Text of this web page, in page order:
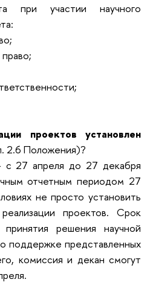
при участии научного
проектов установлен
2.6 Положения)?
27 апреля до 27 декабря
отчетным периодом 27
не просто установить
проектов. Срок
решения научной
поддержке представленных
комиссия и декан смогут